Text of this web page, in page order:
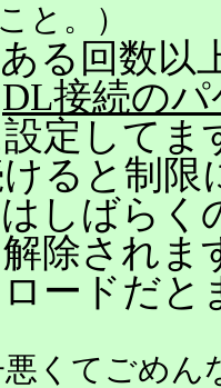
と。）
る回数以
DL接続の
定してま
ると制限
しばらく
除されま
ードだと
くてごめん